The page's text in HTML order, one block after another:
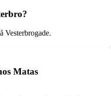
Vesterbrogade.
Matas